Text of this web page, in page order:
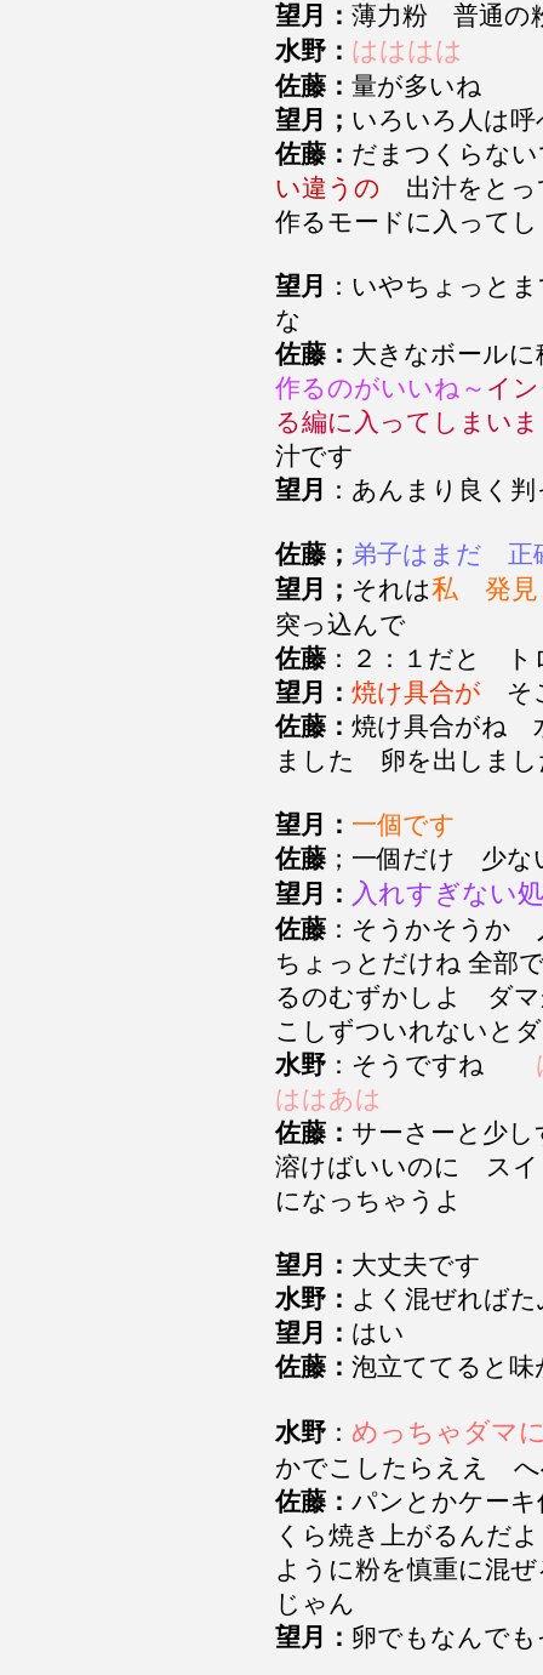
望月： 薄力粉 普通の
水野： はははは
佐藤： 量が多いね
望月； いろいろ人は
佐藤： だまつくらな
い違うの 出汁をと
作るモードに入っ
望月
：いやちょっと
な
佐藤： 大きなボール
作るのがいいね～ イ
る編に入ってしまい
汁です
望月
：あんまり良く
佐藤； 弟子はまだ 正
望月； それは私 発見
突っ込んで
佐藤 ：２：１だと ト
望月： 焼け具合が そ
佐藤： 焼け具合がね
ました 卵を出しま
望月： 一個です
佐藤 ；一個だけ 少
望月： 入れすぎない
佐藤 ：そうかそう
ちょっとだけね 全部
るのむずかしよ ダ
こしずついれないと
水野 ：そうですね
ははあは
佐藤： サーさーと少し
溶けばいいのに スイ
になっちゃうよ
望月： 大丈夫です
水野： よく混ぜれば
望月： はい
佐藤： 泡立ててると
水野 ： めっちゃダマ
かでこしたらええ
佐藤： パンとかケー
くら焼き上がるんだ
ように粉を慎重に混
じゃん
望月： 卵でもなんで